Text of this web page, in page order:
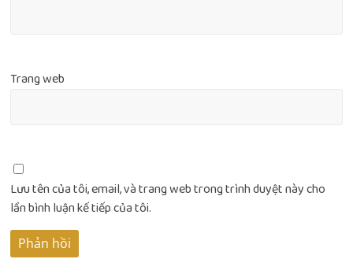
Trang web
Lưu tên của tôi, email, và trang web trong trình duyệt này cho
lần bình luận kế tiếp của tôi.